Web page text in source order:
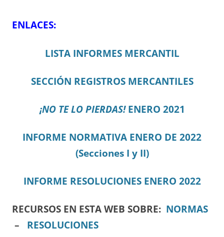
ENLACES:
LISTA INFORMES MERCANTIL
SECCIÓN REGISTROS MERCANTILES
¡NO TE LO PIERDAS!ENERO 2021
INFORME NORMATIVA ENERO DE 2022
(Secciones I y II)
INFORME RESOLUCIONES ENERO 2022
RECURSOS EN ESTA WEB SOBRE: NORMAS
– RESOLUCIONES